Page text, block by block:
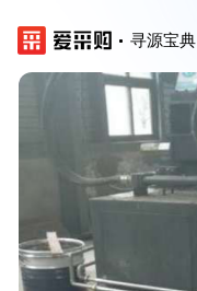
寻源宝典